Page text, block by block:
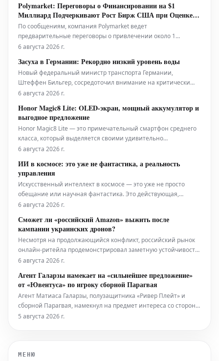
Polymarket: Переговоры о Финансировании на $1
Миллиард Подчеркивают Рост Бирж США при Оценке в
$20 Миллиардов
По сообщениям, компания Polymarket ведет
предварительные переговоры о привлечении около 1
миллиарда долларов инвестиций, при этом ее оценка может
раунд финансирования рассматривается как важный
показатель быстрого роста и возрастающей значимо
6 августа 2026 г.
Засуха в Германии: Рекордно низкий уровень воды
Новый федеральный министр транспорта Германии,
Штеффен Бильгер, сосредоточил внимание на критически
низком уровне воды в Рейне. Однако эта ситуация — далеко
ведомством.
6 августа 2026 г.
Honor Magic8 Lite: OLED-экран, мощный аккумулятор и
выгодное предложение
Honor Magic8 Lite — это примечательный смартфон среднего
класса, который выделяется своими удивительно
продвинутыми техническими характеристиками. Это новое
специальной акции, что делает его еще более
привлекательным приобретением.
6 августа 2026 г.
ИИ в космосе: это уже не фантастика, а реальность
управления
Искусственный интеллект в космосе — это уже не просто
обещание или научная фантастика. Это действующая,
решающая операционная реальность, которая уже
телескопов, ежедневно генерирующих петабайты данных, до
марсоходов, которые самостоятельно о
6 августа 2026 г.
Сможет ли «российский Amazon» выжить после
кампании украинских дронов?
Несмотря на продолжающийся конфликт, российский рынок
онлайн-ритейла продемонстрировал заметную устойчивость
и активный рост. Однако недавние атаки беспилотников,
электронной коммерции в России, теперь угрожают нарушить
эту поло
6 августа 2026 г.
Агент Галарзы намекает на «сильнейшее предложение»
от «Ювентуса» по игроку сборной Парагвая
Агент Матиаса Галарзы, полузащитника «Ривер Плейт» и
сборной Парагвая, намекнул на предмет интереса со стороны
туринского «Ювентуса». 24-летний футболист уже успел
5 августа 2026 г.
МЕНЮ